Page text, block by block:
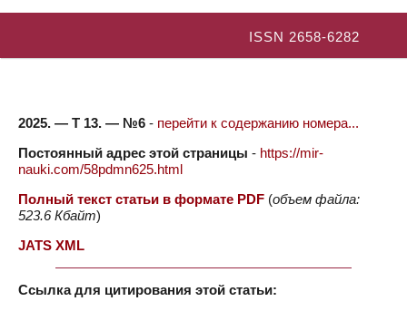
ISSN 2658-6282
2025. — Т 13. — №6 - перейти к содержанию номера...
Постоянный адрес этой страницы - https://mir-
nauki.com/58pdmn625.html
Полный текст статьи в формате PDF (объем файла:
523.6 Кбайт)
JATS XML
Ссылка для цитирования этой статьи: